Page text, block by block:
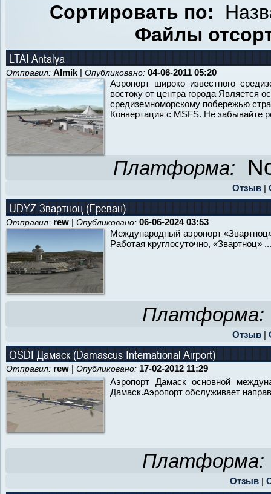
Сортировать по:
Файлы
LTAI Antalya
Отправил: Almik | Опубликовано: 04-06-2011 05:20
Аэропорт широко известного
востоку от центра города Является
средиземноморскому побережью
Конвертация с MSFS. Не забывайте
Платформа:
Отзыв|
UDYZ Звартноц (Ереван)
Отправил: rew | Опубликовано: 06-06-2024 03:53
Международный аэропорт
Работая круглосуточно, «Звартноц» ...
Платформа:
Отзыв|
OSDI Дамаск (Damascus International Airport)
Отправил: rew | Опубликовано: 17-02-2012 11:29
Аэропорт Дамаск основной
Дамаск.Аэропорт обслуживает
Платформа:
Отзыв |